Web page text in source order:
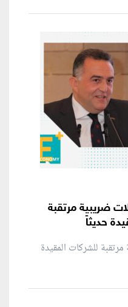
ضريبية مرتقبة
حديثاً
للشركات المقيدة